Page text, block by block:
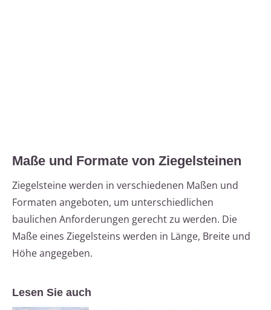
Maße und Formate von Ziegelsteinen
Ziegelsteine werden in verschiedenen Maßen und
Formaten angeboten, um unterschiedlichen
baulichen Anforderungen gerecht zu werden. Die
Maße eines Ziegelsteins werden in Länge, Breite und
Höhe angegeben.
Lesen Sie auch